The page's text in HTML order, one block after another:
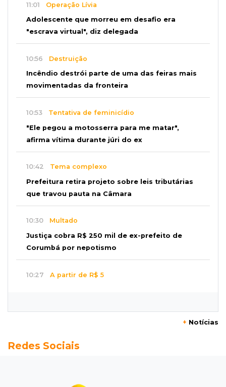
11:01 Operação Lívia
Adolescente que morreu em desafio era
"escrava virtual", diz delegada
10:56 Destruição
Incêndio destrói parte de uma das feiras mais
movimentadas da fronteira
10:53 Tentativa de feminicídio
"Ele pegou a motosserra para me matar",
afirma vítima durante júri do ex
10:42 Tema complexo
Prefeitura retira projeto sobre leis tributárias
que travou pauta na Câmara
10:30 Multado
Justiça cobra R$ 250 mil de ex-prefeito de
Corumbá por nepotismo
10:27 A partir de R$ 5
Operação mira contratos de Três Lagoas e
+ Notícias
Redes Sociais